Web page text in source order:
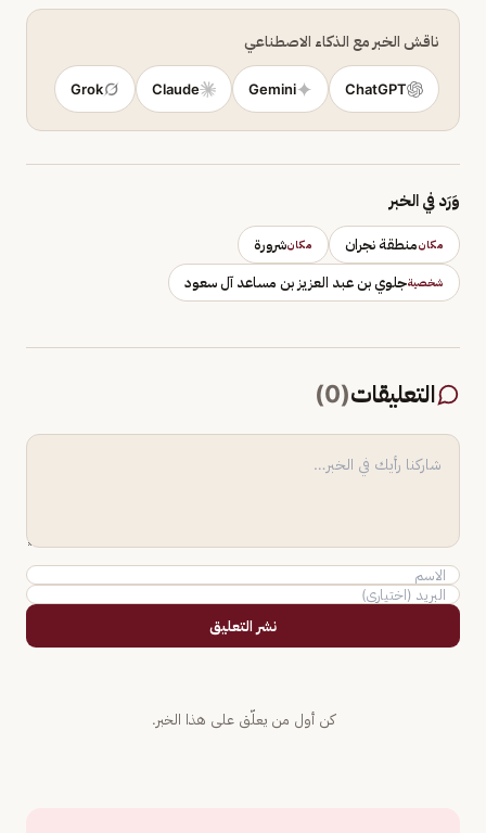
ناقش الخبر مع الذكاء الاصطناعي
ChatGPT
Gemini
Claude
Grok
وَرَد في الخبر
مكانمنطقة نجران مكانشرورة
شخصيةجلوي بن عبد العزيز بن مساعد آل سعود
التعليقات(
0
)
نشر التعليق
كن أول من يعلّق على هذا الخبر.